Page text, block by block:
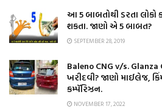
આ 5 બાબતોથી ડરતા
શકતા. જાણો એ 5 બાબત?
SEPTEMBER 28, 2019
Baleno CNG v/s. Glanza
ખરીદવી? જાણો માઈલેજ,
કમ્પૅરિઝન.
NOVEMBER 17, 2022